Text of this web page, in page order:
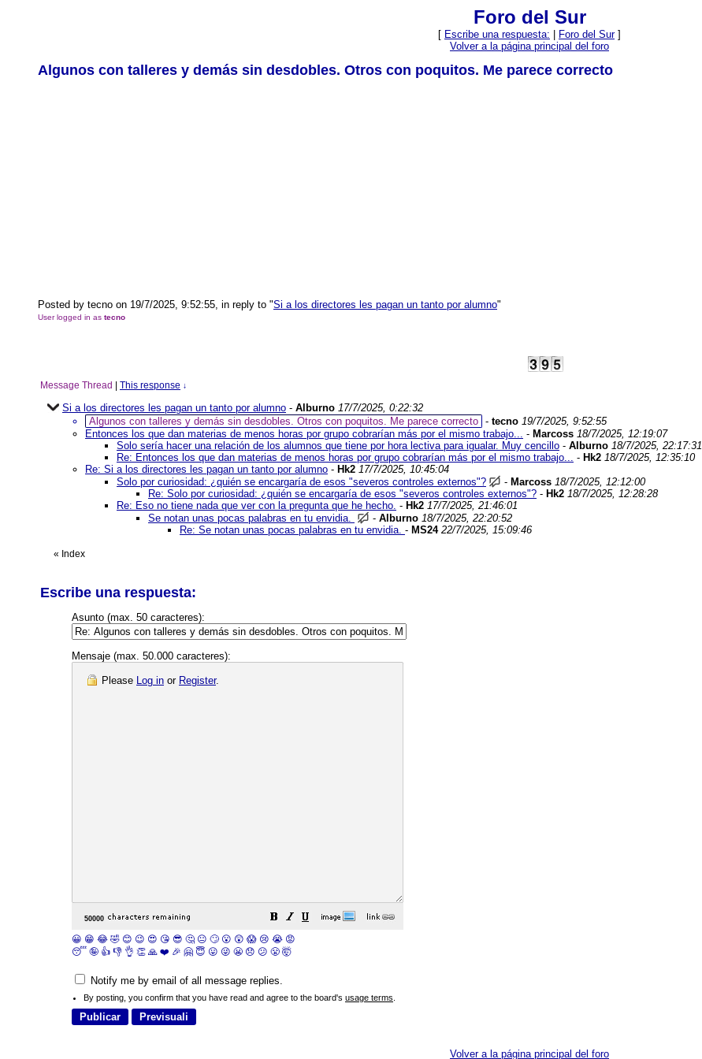
Foro del Sur
[ Escribe una respuesta: Foro del Sur]
Volver a la página principal del foro
Algunos con talleres y demás sin desdobles. Otros con poquitos. Me parece correcto
Posted by tecno on 19/7/2025, 9:52:55, in reply to "Si a los directores les pagan un tanto por alumno"
User logged in as tecno
Message Thread This response ↓
Si a los directores les pagan un tanto por alumno - Alburno 17/7/2025, 0:22:32
Algunos con talleres y demás sin desdobles. Otros con poquitos. Me parece correcto - tecno 19/7/2025, 9:52:55
Entonces los que dan materias de menos horas por grupo cobrarían más por el mismo trabajo... - Marcoss 18/7/2025, 12:19:07
Solo sería hacer una relación de los alumnos que tiene por hora lectiva para igualar. Muy cencillo - Alburno 18/7/2025, 22:17:31
Re: Entonces los que dan materias de menos horas por grupo cobrarían más por el mismo trabajo... - Hk2 18/7/2025, 12:35:10
Re: Si a los directores les pagan un tanto por alumno - Hk2 17/7/2025, 10:45:04
Solo por curiosidad: ¿quién se encargaría de esos "severos controles externos"?
- Marcoss 18/7/2025, 12:12:00
Re: Solo por curiosidad: ¿quién se encargaría de esos "severos controles externos"? - Hk2 18/7/2025, 12:28:28
Re: Eso no tiene nada que ver con la pregunta que he hecho. - Hk2 17/7/2025, 21:46:01
Se notan unas pocas palabras en tu envidia.
- Alburno 18/7/2025, 22:20:52
Re: Se notan unas pocas palabras en tu envidia. - MS24 22/7/2025, 15:09:46
« Index
Escribe una respuesta:
Asunto (max. 50 caracteres):
Mensaje (max. 50.000 caracteres):
Please Log in or Register.
😀 😁 😂 🤣 😊 😉 😍 😘 😎 🤔 😐 🙄 😮 😲 😱 😢 😭 😡
😴 🤪 👍 👎 👌 👏 🙏 ❤️ 🎉 🤗 😇 😛 😜 😬 😞 😕 😤 🤯
Notify me by email of all message replies.
By posting, you confirm that you have read and agree to the board's usage terms
Volver a la página principal del foro